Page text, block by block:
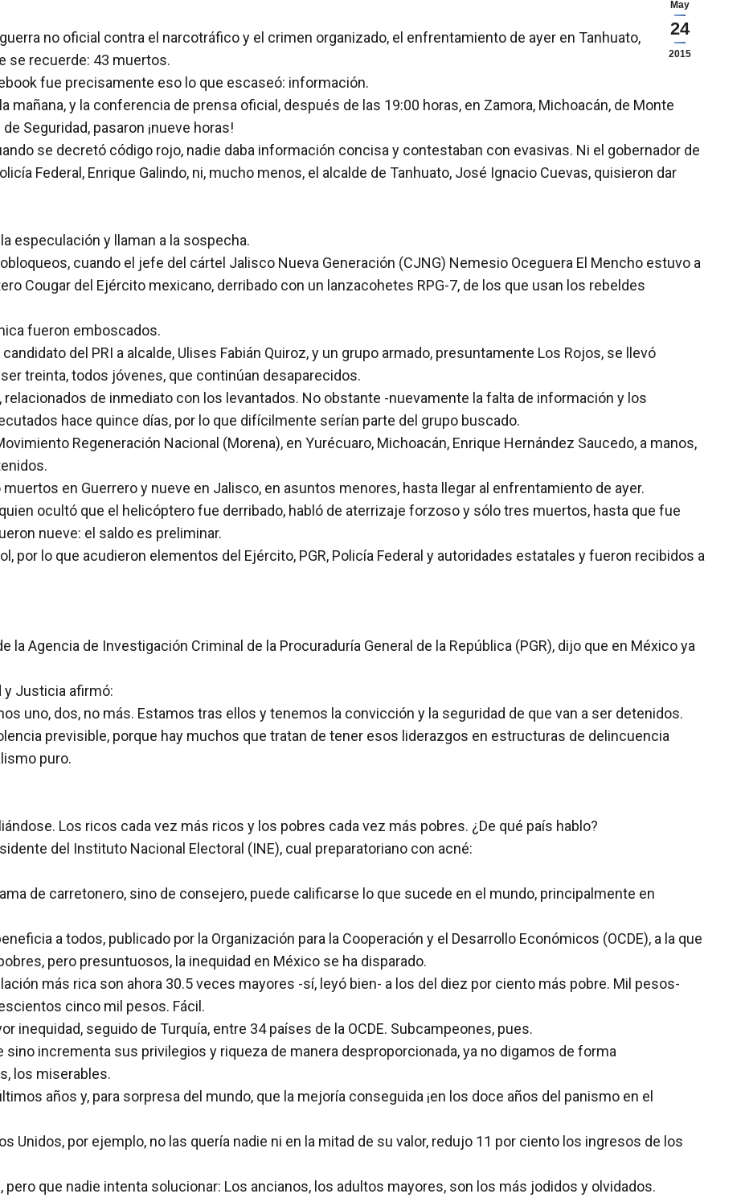
May
24
2015
no oficial contra el narcotráfico y el crimen organizado, el enfrentamiento de ayer en Tanhuato,
se recuerde: 43 muertos.
fue precisamente eso lo que escaseó: información.
mañana, y la conferencia de prensa oficial, después de las 19:00 horas, en Zamora, Michoacán, de Monte
Seguridad, pasaron ¡nueve horas!
se decretó código rojo, nadie daba información concisa y contestaban con evasivas. Ni el gobernador de
Federal, Enrique Galindo, ni, mucho menos, el alcalde de Tanhuato, José Ignacio Cuevas, quisieron dar
especulación y llaman a la sospecha.
cuando el jefe del cártel Jalisco Nueva Generación (CJNG) Nemesio Oceguera El Mencho estuvo a
Cougar del Ejército mexicano, derribado con un lanzacohetes RPG-7, de los que usan los rebeldes
fueron emboscados.
del PRI a alcalde, Ulises Fabián Quiroz, y un grupo armado, presuntamente Los Rojos, se llevó
treinta, todos jóvenes, que continúan desaparecidos.
relacionados de inmediato con los levantados. No obstante -nuevamente la falta de información y los
hace quince días, por lo que difícilmente serían parte del grupo buscado.
Regeneración Nacional (Morena), en Yurécuaro, Michoacán, Enrique Hernández Saucedo, a manos,
en Guerrero y nueve en Jalisco, en asuntos menores, hasta llegar al enfrentamiento de ayer.
ocultó que el helicóptero fue derribado, habló de aterrizaje forzoso y sólo tres muertos, hasta que fue
nueve: el saldo es preliminar.
por lo que acudieron elementos del Ejército, PGR, Policía Federal y autoridades estatales y fueron recibidos a
la Agencia de Investigación Criminal de la Procuraduría General de la República (PGR), dijo que en México ya
y Justicia afirmó:
uno, dos, no más. Estamos tras ellos y tenemos la convicción y la seguridad de que van a ser detenidos.
previsible, porque hay muchos que tratan de tener esos liderazgos en estructuras de delincuencia
puro.
Los ricos cada vez más ricos y los pobres cada vez más pobres. ¿De qué país hablo?
del Instituto Nacional Electoral (INE), cual preparatoriano con acné:
de carretonero, sino de consejero, puede calificarse lo que sucede en el mundo, principalmente en
a todos, publicado por la Organización para la Cooperación y el Desarrollo Económicos (OCDE), a la que
pero presuntuosos, la inequidad en México se ha disparado.
más rica son ahora 30.5 veces mayores -sí, leyó bien- a los del diez por ciento más pobre. Mil pesos-
cinco mil pesos. Fácil.
inequidad, seguido de Turquía, entre 34 países de la OCDE. Subcampeones, pues.
sino incrementa sus privilegios y riqueza de manera desproporcionada, ya no digamos de forma
los miserables.
años y, para sorpresa del mundo, que la mejoría conseguida ¡en los doce años del panismo en el
Unidos, por ejemplo, no las quería nadie ni en la mitad de su valor, redujo 11 por ciento los ingresos de los
pero que nadie intenta solucionar: Los ancianos, los adultos mayores, son los más jodidos y olvidados.